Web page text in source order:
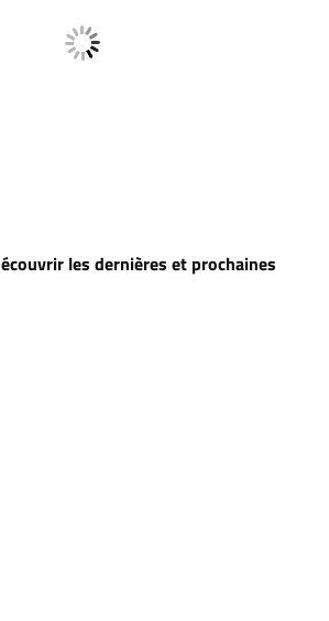
les dernières et prochaines